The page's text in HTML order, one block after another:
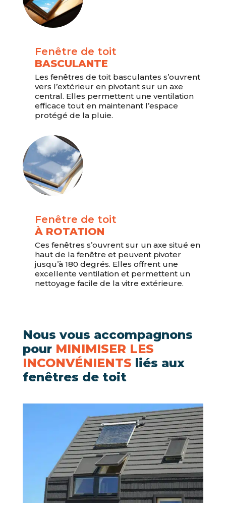
Fenêtre de toit
BASCULANTE
Les fenêtres de toit basculantes s’ouvrent
vers l’extérieur en pivotant sur un axe
central. Elles permettent une ventilation
efficace tout en maintenant l’espace
protégé de la pluie.
Fenêtre de toit
À ROTATION
Ces fenêtres s’ouvrent sur un axe situé en
haut de la fenêtre et peuvent pivoter
jusqu’à 180 degrés. Elles offrent une
excellente ventilation et permettent un
nettoyage facile de la vitre extérieure.
Nous vous accompagnons
pour MINIMISER LES
INCONVÉNIENTS liés aux
fenêtres de toit